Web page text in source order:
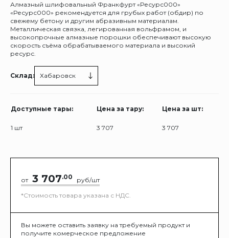
Алмазный шлифовальный Франкфурт «Ресурс000»
«Ресурс000» рекомендуется для грубых работ (обдир) по
свежему бетону и другим абразивным материалам.
Металлическая связка, легированная вольфрамом, и
высокопрочные алмазные порошки обеспечивают высокую
скорость съёма обрабатываемого материала и высокий
ресурс.
Склад: Хабаровск
Доступные тары: Цена за тару: Цена за шт:
1 шт 3 707 3 707
от 3 707.00
руб/шт
*Стоимость товара указана с НДС.
Вы можете оставить заявку на требуемый продукт и
получите комерческое предложение